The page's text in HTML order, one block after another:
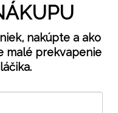
nakúpte a ako
malé prekvapenie